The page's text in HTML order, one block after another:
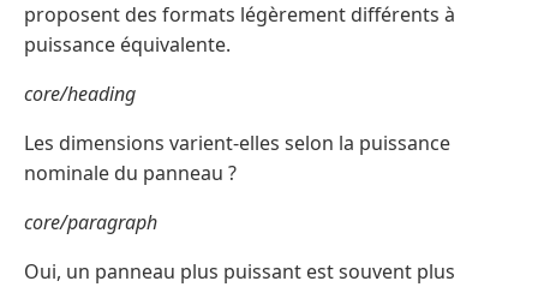
proposent des formats légèrement différents à
puissance équivalente.
core/heading
Les dimensions varient-elles selon la puissance
nominale du panneau ?
core/paragraph
Oui, un panneau plus puissant est souvent plus